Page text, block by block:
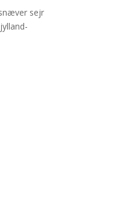
sejr